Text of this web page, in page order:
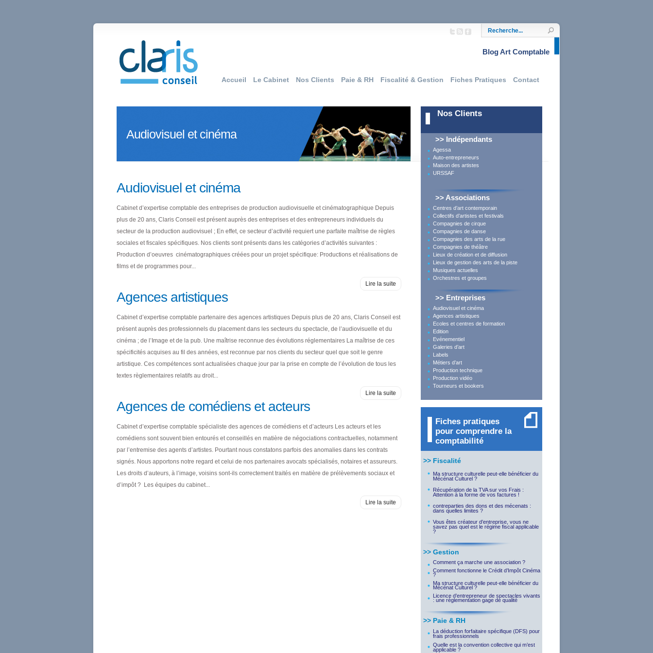
Accueil Le Cabinet Nos Clients Paie & RH Fiscalité & Gestion Fiches Pratiques Contact
Blog Art Comptable
Audiovisuel et cinéma
Audiovisuel et cinéma
Cabinet d’expertise comptable des entreprises de production audiovisuelle et cinématographique Depuis
plus de 20 ans, Claris Conseil est présent auprès des entreprises et des entrepreneurs individuels du
secteur de la production audiovisuel ; En effet, ce secteur d’activité requiert une parfaite maîtrise de règles
sociales et fiscales spécifiques. Nos clients sont présents dans les catégories d’activités suivantes :
Production d’oeuvres cinématographiques créées pour un projet spécifique: Productions et réalisations de
films et de programmes pour...
Lire la suite
Agences artistiques
Cabinet d’expertise comptable partenaire des agences artistiques Depuis plus de 20 ans, Claris Conseil est
présent auprès des professionnels du placement dans les secteurs du spectacle, de l’audiovisuelle et du
cinéma ; de l’Image et de la pub. Une maîtrise reconnue des évolutions réglementaires La maîtrise de ces
spécificités acquises au fil des années, est reconnue par nos clients du secteur quel que soit le genre
artistique. Ces compétences sont actualisées chaque jour par la prise en compte de l’évolution de tous les
textes règlementaires relatifs au droit...
Lire la suite
Agences de comédiens et acteurs
Cabinet d’expertise comptable spécialiste des agences de comédiens et d’acteurs Les acteurs et les
comédiens sont souvent bien entourés et conseillés en matière de négociations contractuelles, notamment
par l’entremise des agents d’artistes. Pourtant nous constatons parfois des anomalies dans les contrats
signés. Nous apportons notre regard et celui de nos partenaires avocats spécialisés, notaires et assureurs.
Les droits d’auteurs, à l’image, voisins sont-ils correctement traités en matière de prélèvements sociaux et
d’impôt ? Les équipes du cabinet...
Lire la suite
Nos Clients
>> Indépendants
Agessa
Auto-entrepreneurs
Maison des artistes
URSSAF
>> Associations
Centres d’art contemporain
Collectifs d’artistes et festivals
Compagnies de cirque
Compagnies de danse
Compagnies des arts de la rue
Compagnies de théâtre
Lieux de création et de diffusion
Lieux de gestion des arts de la piste
Musiques actuelles
Orchestres et groupes
>> Entreprises
Audiovisuel et cinéma
Agences artistiques
Ecoles et centres de formation
Edition
Evénementiel
Galeries d’art
Labels
Métiers d’art
Production technique
Production vidéo
Tourneurs et bookers
Fiches pratiques
pour comprendre la
comptabilité
>> Fiscalité
Ma structure culturelle peut-elle bénéficier du
Mécénat Culturel ?
Récupération de la TVA sur vos Frais :
Attention à la forme de vos factures !
contreparties des dons et des mécenats :
dans quelles limites ?
Vous êtes créateur d’entreprise, vous ne
savez pas quel est le régime fiscal applicable
?
>> Gestion
Comment ça marche une association ?
Comment fonctionne le Crédit d’Impôt Cinéma
?
Ma structure culturelle peut-elle bénéficier du
Mécénat Culturel ?
Licence d’entrepreneur de spectacles vivants
: une règlementation gage de qualité
>> Paie & RH
La déduction forfaitaire spécifique (DFS) pour
frais professionnels
Quelle est la convention collective qui m’est
applicable ?